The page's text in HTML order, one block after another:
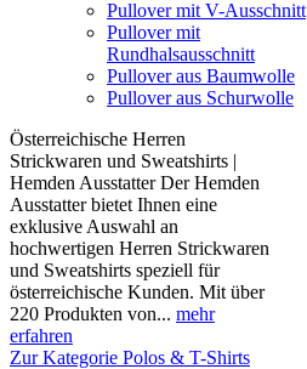
Pullover mit V-Ausschnitt
Pullover mit
Rundhalsausschnitt
Pullover aus Baumwolle
Pullover aus Schurwolle
Österreichische Herren
Strickwaren und Sweatshirts |
Hemden Ausstatter Der Hemden
Ausstatter bietet Ihnen eine
exklusive Auswahl an
hochwertigen Herren Strickwaren
und Sweatshirts speziell für
österreichische Kunden. Mit über
220 Produkten von... mehr
erfahren
Zur Kategorie Polos & T-Shirts